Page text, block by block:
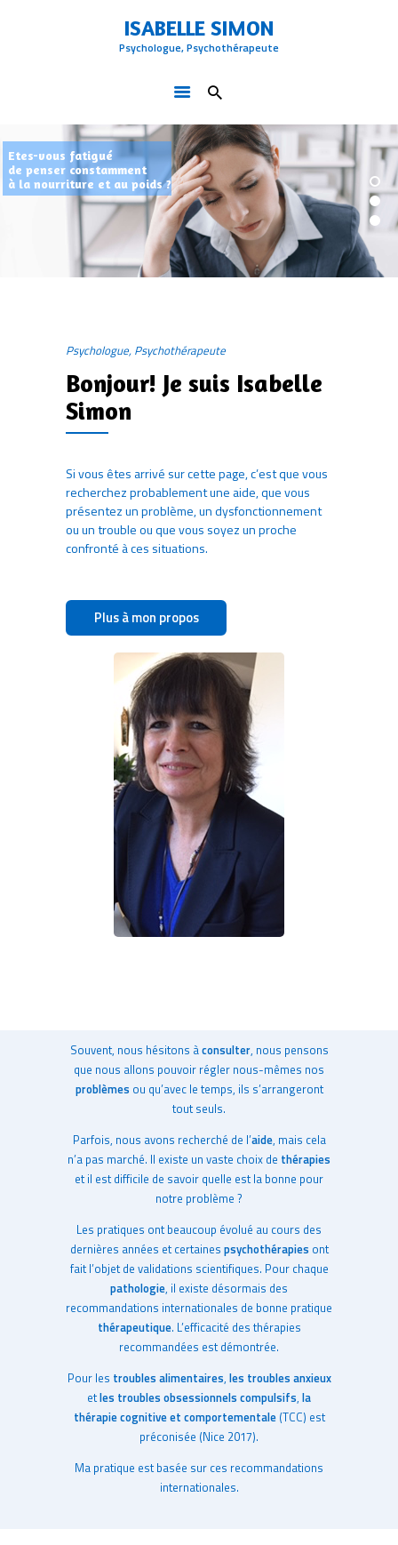
ISABELLE SIMON
Psychologue, Psychothérapeute
ISABELLE SIMON
QUI SUIS-JE
LA THÉRAPIE COGNITIVE ET
COMPORTEMENTALE
BLOG
CONTACT
Psychologue, Psychothérapeute
Bonjour! Je suis Isabelle
Simon
Si vous êtes arrivé sur cette page, c’est que vous
recherchez probablement une aide, que vous
présentez un problème, un dysfonctionnement
ou un trouble ou que vous soyez un proche
confronté à ces situations.
Plus à mon propos
Souvent, nous hésitons àconsulter, nous pensons
que nous allons pouvoir régler nous-mêmes nos
problèmes ou qu’avec le temps, ils s’arrangeront
tout seuls.
Parfois, nous avons recherché de l’aide, mais cela
n’a pas marché. Il existe un vaste choix de thérapies
et il est difficile de savoir quelle est la bonne pour
notre problème ?
Les pratiques ont beaucoup évolué au cours des
dernières années et certaines psychothérapies ont
fait l’objet de validations scientifiques. Pour chaque
pathologie, il existe désormais des
recommandations internationales de bonne pratique
thérapeutique. L’efficacité des thérapies
recommandées est démontrée.
Pour les troubles alimentaires, les troubles anxieux
etles troubles obsessionnels compulsifs, la
thérapie cognitive et comportementale(TCC) est
préconisée (Nice 2017).
Ma pratique est basée sur ces recommandations
internationales.